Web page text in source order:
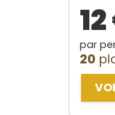
par
20